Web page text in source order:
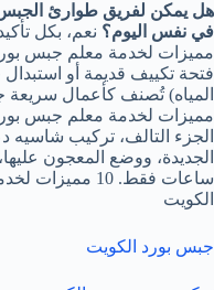
هل يمكن لفريق طوارئ
في نفس اليوم؟
مميزات لخدمة معلم جبس
فتحة تكييف قديمة أو
مميزات لخدمة معلم جبس
الجزء التالف، تركيب شاسيه
ساعات فقط. 10
الكويت
جبس بورد الكويت